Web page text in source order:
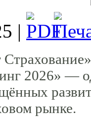
|
2026» —
рынке.